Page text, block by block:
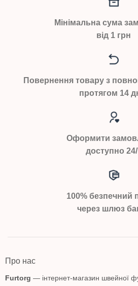
Мінімальна сума
від 1 грн
Повернення товару з
протягом 14
Оформити
доступно
100% безпечний
через шлюз
Про нас
Furtorg — інтернет-магазин швейної